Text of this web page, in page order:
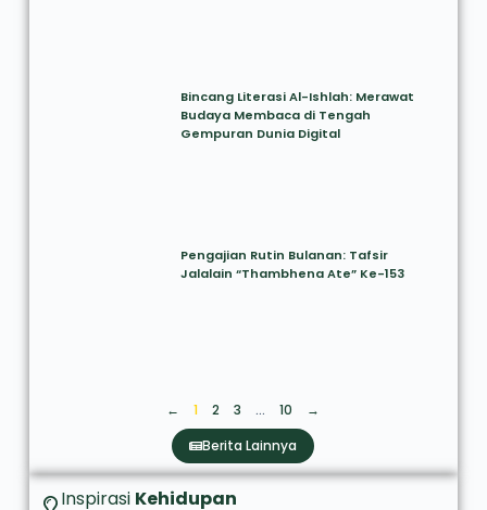
Bincang Literasi Al-Ishlah: Merawat
Budaya Membaca di Tengah
Gempuran Dunia Digital
Pengajian Rutin Bulanan: Tafsir
Jalalain “Thambhena Ate” Ke-153
← 1 2 3 … 10
→
Berita Lainnya
Inspirasi Kehidupan